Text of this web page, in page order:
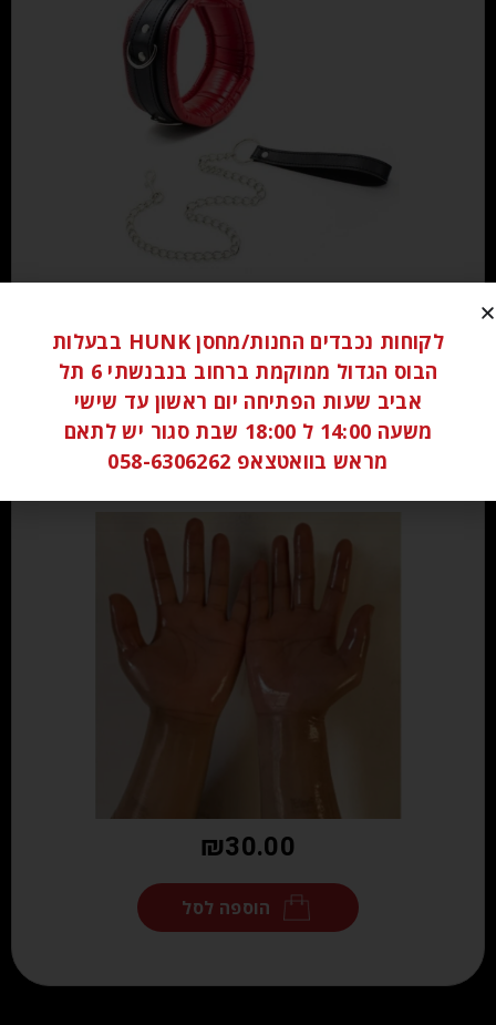
הוספה לסל
₪30.00
הוספה לסל
לקוחות נכבדים החנות/מחסן HUNK בבעלות
הבוס הגדול ממוקמת ברחוב בנבנשתי 6 תל
אביב שעות הפתיחה יום ראשון עד שישי
משעה 14:00 ל 18:00 שבת סגור יש לתאם
מראש בוואטצאפ 058-6306262